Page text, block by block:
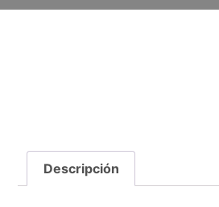
Descripción